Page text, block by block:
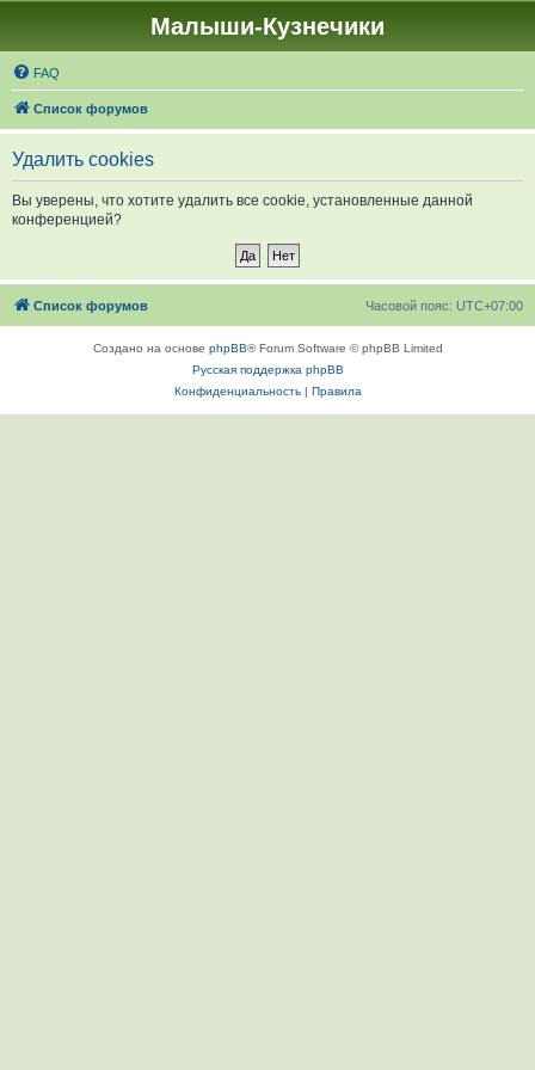
Малыши-Кузнечики
FAQ
Список форумов
Удалить cookies
Вы уверены, что хотите удалить все cookie, установленные данной
конференцией?
Список форумов Часовой пояс: UTC+07:00
Создано на основе phpBB® Forum Software © phpBB Limited
Русская поддержка phpBB
Конфиденциальность| Правила